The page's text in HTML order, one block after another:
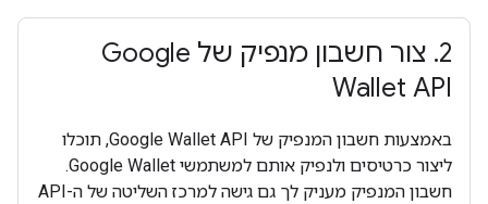
2
.
צור חשבון מנפיק של Google
Wallet API
באמצעות חשבון המנפיק של Google Wallet API, תוכלו
ליצור כרטיסים ולנפיק אותם למשתמשי Google Wallet.
חשבון המנפיק מעניק לך גם גישה למרכז השליטה של ה-API